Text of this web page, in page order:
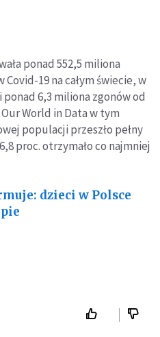
ponad 552,5 miliona
19 na całym świecie, w
6,3 miliona zgonów od
World in Data w tym
populacji przeszło pełny
proc. otrzymało co najmniej
dzieci w Polsce